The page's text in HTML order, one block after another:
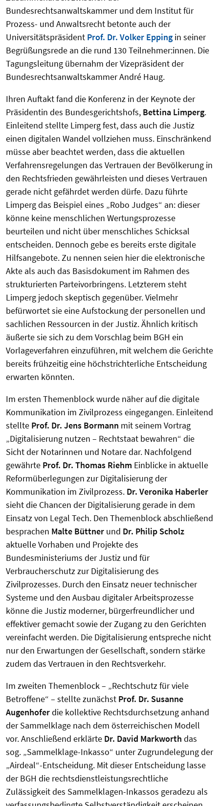
Bundesrechtsanwaltskammer und dem Institut für
Prozess- und Anwaltsrecht betonte auch der
Universitätspräsident Prof. Dr. Volker Epping in seiner
Begrüßungsrede an die rund 130 Teilnehmer:innen. Die
Tagungsleitung übernahm der Vizepräsident der
Bundesrechtsanwaltskammer André Haug.
Ihren Auftakt fand die Konferenz in der Keynote der
Präsidentin des Bundesgerichtshofs, Bettina Limperg.
Einleitend stellte Limperg fest, dass auch die Justiz
einen digitalen Wandel vollziehen muss. Einschränkend
müsse aber beachtet werden, dass die aktuellen
Verfahrensregelungen das Vertrauen der Bevölkerung in
den Rechtsfrieden gewährleisten und dieses Vertrauen
gerade nicht gefährdet werden dürfe. Dazu führte
Limperg das Beispiel eines „Robo Judges“ an: dieser
könne keine menschlichen Wertungsprozesse
beurteilen und nicht über menschliches Schicksal
entscheiden. Dennoch gebe es bereits erste digitale
Hilfsangebote. Zu nennen seien hier die elektronische
Akte als auch das Basisdokument im Rahmen des
strukturierten Parteivorbringens. Letzterem steht
Limperg jedoch skeptisch gegenüber. Vielmehr
befürwortet sie eine Aufstockung der personellen und
sachlichen Ressourcen in der Justiz. Ähnlich kritisch
äußerte sie sich zu dem Vorschlag beim BGH ein
Vorlageverfahren einzuführen, mit welchem die Gerichte
bereits frühzeitig eine höchstrichterliche Entscheidung
erwarten könnten.
Im ersten Themenblock wurde näher auf die digitale
Kommunikation im Zivilprozess eingegangen. Einleitend
stellte Prof. Dr. Jens Bormann mit seinem Vortrag
„Digitalisierung nutzen – Rechtstaat bewahren“ die
Sicht der Notarinnen und Notare dar. Nachfolgend
gewährte Prof. Dr. Thomas Riehm Einblicke in aktuelle
Reformüberlegungen zur Digitalisierung der
Kommunikation im Zivilprozess. Dr. Veronika Haberler
sieht die Chancen der Digitalisierung gerade in dem
Einsatz von Legal Tech. Den Themenblock abschließend
besprachen Malte Büttner und Dr. Philip Scholz
aktuelle Vorhaben und Projekte des
Bundesministeriums der Justiz und für
Verbraucherschutz zur Digitalisierung des
Zivilprozesses. Durch den Einsatz neuer technischer
Systeme und den Ausbau digitaler Arbeitsprozesse
könne die Justiz moderner, bürgerfreundlicher und
effektiver gemacht sowie der Zugang zu den Gerichten
vereinfacht werden. Die Digitalisierung entspreche nicht
nur den Erwartungen der Gesellschaft, sondern stärke
zudem das Vertrauen in den Rechtsverkehr.
Im zweiten Themenblock – „Rechtschutz für viele
Betroffene“ – stellte zunächst Prof. Dr. Susanne
Augenhoferdie kollektive Rechtsdurchsetzung anhand
der Sammelklage nach dem österreichischen Modell
vor. Anschließend erklärte Dr. David Markworth das
sog. „Sammelklage-Inkasso“ unter Zugrundelegung der
„Airdeal“-Entscheidung. Mit dieser Entscheidung lasse
der BGH die rechtsdienstleistungsrechtliche
Zulässigkeit des Sammelklagen-Inkassos geradezu als